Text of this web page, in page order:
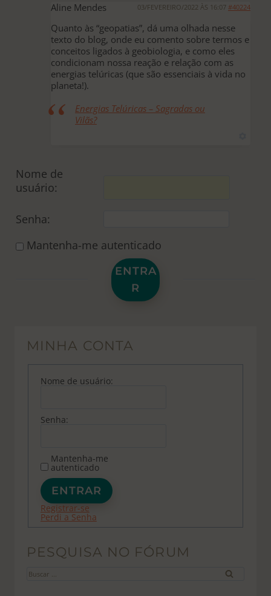
Aline Mendes 03/FEVEREIRO/2022 ÀS 16:07 #40224
Quanto às “geopatias”, dá uma olhada nesse
texto do blog, onde eu comento sobre termos e
conceitos ligados à geobiologia, e como eles
condicionam nossa reação e relação com as
energias telúricas (que são essenciais à vida no
planeta!).
Energias Telúricas – Sagradas ou
Vilãs?
Nome de
usuário:
Senha:
Mantenha-me autenticado
ENTRA
R
MINHA CONTA
Nome de usuário:
Senha:
Mantenha-me
autenticado
ENTRAR
Registrar-se
Perdi a Senha
PESQUISA NO FÓRUM
Buscar
por: